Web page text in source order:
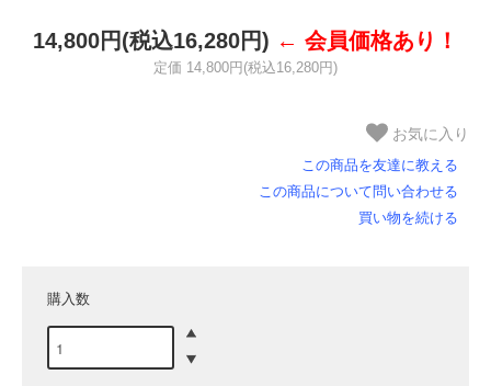
14,800円(税込16,280円) ← 会員価格あり！
定価 14,800円(税込16,280円)
お気に入り
この商品を友達に教える
この商品について問い合わせる
買い物を続ける
購入数